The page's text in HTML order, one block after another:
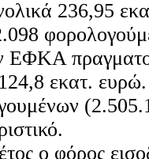
236,95
ΕΦΚΑ
εκατ.
ο φόρος